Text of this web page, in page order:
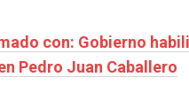
con: Gobierno
Pedro Juan Caballero